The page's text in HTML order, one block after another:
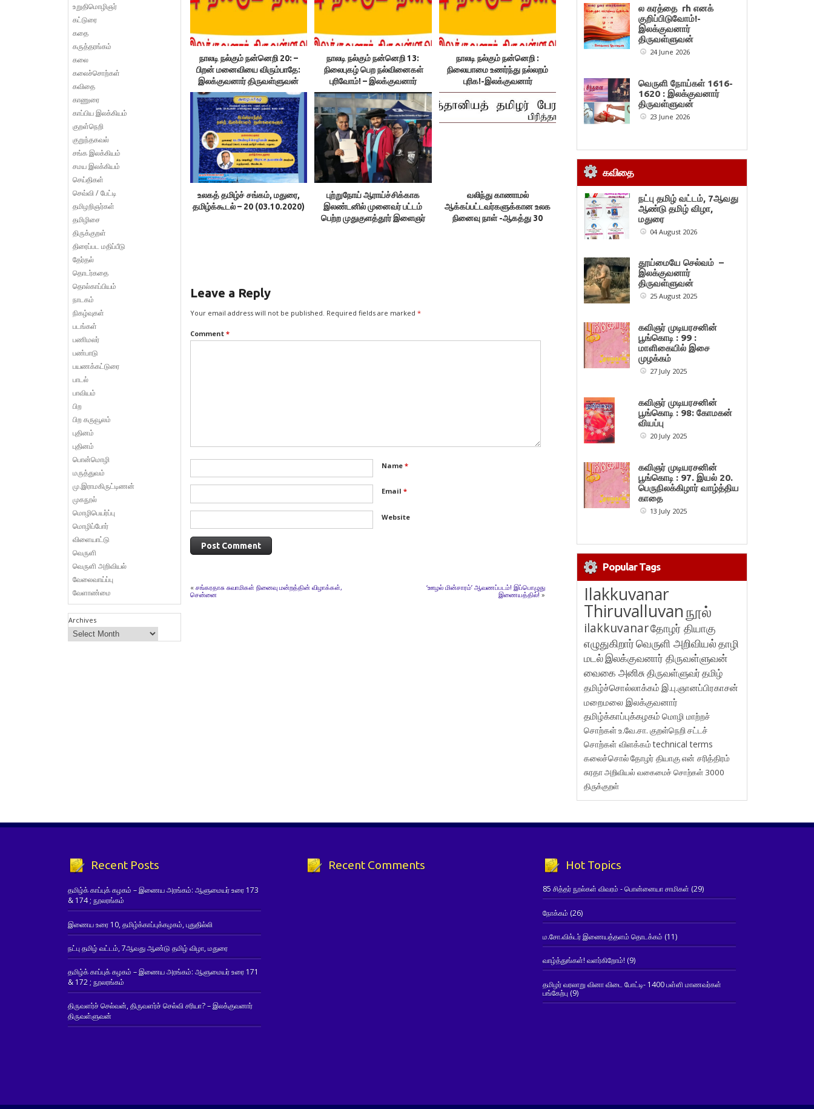
நாலடி நல்கும் நன்னெறி 20: –
பிறன் மனைவியை விரும்பாதே:
இலக்குவனார் திருவள்ளுவன்
நாலடி நல்கும் நன்னெறி 13:
நிலைபுகழ் பெற நல்வினைகள்
புரிவோம்! – இலக்குவனார்
திருவள்ளுவன்
நாலடி நல்கும் நன்னெறி :
நிலையாமை உணர்ந்து நல்லறம்
புரிக!-இலக்குவனார்
திருவள்ளுவன்
உலகத் தமிழ்ச் சங்கம், மதுரை,
தமிழ்க்கூடல் – 20 (03.10.2020)
புற்றுநோய் ஆராய்ச்சிக்காக
இலண்டனில் முனைவர் பட்டம்
பெற்ற முதுகுளத்தூர் இளைஞர்
வலிந்து காணாமல்
ஆக்கப்பட்டவர்களுக்கான உலக
நினைவு நாள் -ஆகத்து 30
Leave a Reply
Your email address will not be published. Required fields are marked *
Comment *
Name *
Email *
Website
« சங்கரதாசு சுவாமிகள் நினைவு மன்றத்தின் விழாக்கள்,
சென்னை
‘ஊழல் மின்சாரம்’ ஆவணப்படம்! இப்பொழுது
இணையத்தில்!»
உறுதிமொழிஞர்
கட்டுரை
கதை
கருத்தரங்கம்
கலை
கலைச்சொற்கள்
கவிதை
காணுரை
காப்பிய இலக்கியம்
குறள்நெறி
குறுந்தகவல்
சங்க இலக்கியம்
சமய இலக்கியம்
செய்திகள்
செவ்வி / பேட்டி
தமிழறிஞர்கள்
தமிழிசை
திருக்குறள்
திரைப்பட மதிப்பீடு
தேர்தல்
தொடர்கதை
தொல்காப்பியம்
நாடகம்
நிகழ்வுகள்
படங்கள்
பணிமலர்
பண்பாடு
பயணக்கட்டுரை
பாடல்
பாவியம்
பிற
பிற கருவூலம்
புதினம்
புதினம்
பொன்மொழி
மருத்துவம்
மு.இராமகிருட்டிணன்
முகநூல்
மொழிபெயர்ப்பு
மொழிப்போர்
விளையாட்டு
வெருளி
வெருளி அறிவியல்
வேலைவாய்ப்பு
வேளாண்மை
Archives
ல கரத்தை rh எனக்
குறிப்பிடுவோம்!-
இலக்குவனார்
திருவள்ளுவன்
24 June 2026
வெருளி நோய்கள் 1616-
1620 : இலக்குவனார்
திருவள்ளுவன்
23 June 2026
கவிதை
நட்பு தமிழ் வட்டம், 7ஆவது
ஆண்டு தமிழ் விழா,
மதுரை
04 August 2026
தூய்மையே செல்வம் –
இலக்குவனார்
திருவள்ளுவன்
25 August 2025
கவிஞர் முடியரசனின்
பூங்கொடி : 99 :
மாளிகையில் இசை
முழக்கம்
27 July 2025
கவிஞர் முடியரசனின்
பூங்கொடி : 98: கோமகன்
வியப்பு
20 July 2025
கவிஞர் முடியரசனின்
பூங்கொடி : 97. இயல் 20.
பெருநிலக்கிழார் வாழ்த்திய
காதை
13 July 2025
Popular Tags
Ilakkuvanar
Thiruvalluvanநூல்
ilakkuvanarதோழர் தியாகு
எழுதுகிறார்வெருளி அறிவியல்தாழி
மடல்இலக்குவனார் திருவள்ளுவன்
வைகை அனிசுதிருவள்ளுவர்தமிழ்
தமிழ்ச்சொல்லாக்கம் இ.பு.ஞானப்பிரகாசன்
மறைமலை இலக்குவனார்
தமிழ்க்காப்புக்கழகம் மொழி மாற்றச்
சொற்கள்உ.வே.சா. குறள்நெறி சட்டச்
சொற்கள் விளக்கம்technical terms
கலைச்சொல்தோழர் தியாகுஎன் சரித்திரம்
சுரதாஅறிவியல் வகைமைச் சொற்கள் 3000
திருக்குறள்
Recent Posts
தமிழ்க் காப்புக் கழகம் – இணைய அரங்கம்: ஆளுமையர் உரை 173
& 174 ; நூலரங்கம்
இணைய உரை 10, தமிழ்க்காப்புக்கழகம், புதுதில்லி
நட்பு தமிழ் வட்டம், 7ஆவது ஆண்டு தமிழ் விழா, மதுரை
தமிழ்க் காப்புக் கழகம் – இணைய அரங்கம்: ஆளுமையர் உரை 171
& 172 ; நூலரங்கம்
திருவளர்ச் செல்வன், திருவளர்ச் செல்வி சரியா? – இலக்குவனார்
திருவள்ளுவன்
Recent Comments Hot Topics
85 சித்தர் நூல்கள் விவரம் - பொன்னையா சாமிகள் (29)
நோக்கம் (26)
ம.சோ.விக்டர் இணையத்தளம் தொடக்கம் (11)
வாழ்த்துங்கள்! வளர்கிறோம்! (9)
தமிழர் வரலாறு வினா விடை போட்டி- 1400 பள்ளி மாணவர்கள்
பங்கேற்பு(9)